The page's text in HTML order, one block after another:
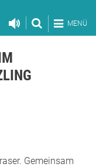
MENÜ
Gemeinsam